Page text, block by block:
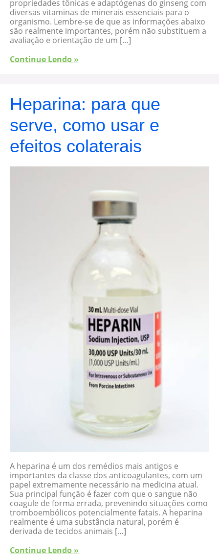
propriedades tônicas e adaptógenas do ginseng com
diversas vitaminas de minerais essenciais para o
organismo. Lembre-se de que as informações abaixo
são realmente importantes, porém não substituem a
avaliação e orientação de um […]
Continue Lendo »
Heparina: para que
serve, como usar e
efeitos colaterais
A heparina é um dos remédios mais antigos e
importantes da classe dos anticoagulantes, com um
papel extremamente necessário na medicina atual.
Sua principal função é fazer com que o sangue não
coagule de forma errada, prevenindo situações como
tromboembólicos potencialmente fatais. A heparina
realmente é uma substância natural, porém é
derivada de tecidos animais […]
Continue Lendo »